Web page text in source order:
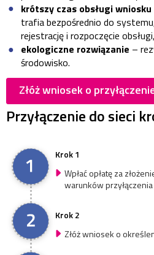
krótszy czas obsługi wniosku
trafia bezpośrednio do
rejestrację i rozpoczęcie obsługi,
ekologiczne rozwiązanie –
środowisko.
Złóż wniosek o
Przyłączenie do sieci
Krok 1
Wpłać opłatę za
warunków przyłączenia
Krok 2
Złóż wniosek o